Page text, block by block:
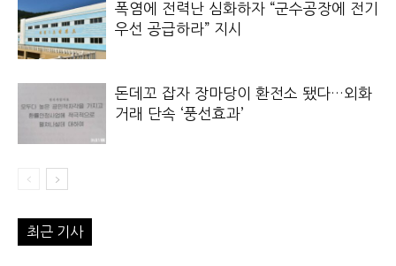
폭염에 전력난 심화하자 “군수공장에 전기
우선 공급하라” 지시
돈데꼬 잡자 장마당이 환전소 됐다…외화
거래 단속 ‘풍선효과’
최근 기사